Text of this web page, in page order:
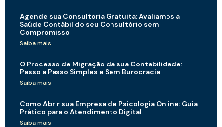
Agende sua Consultoria Gratuita: Avaliamos a
Saúde Contábil do seu Consultório sem
Compromisso
Saiba mais
O Processo de Migração da sua Contabilidade:
Passo a Passo Simples e Sem Burocracia
Saiba mais
Como Abrir sua Empresa de Psicologia Online: Guia
Prático para o Atendimento Digital
Saiba mais